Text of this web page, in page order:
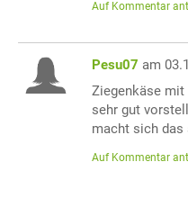
Auf Kommentar
Pesu07 am
Ziegenkäse
sehr gut
macht sich das
Auf Kommentar